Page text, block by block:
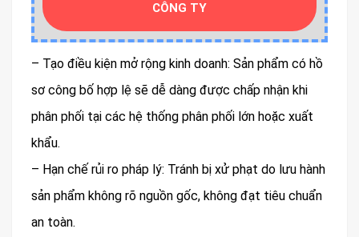
CÔNG TY
– Tạo điều kiện mở rộng kinh doanh: Sản phẩm có hồ
sơ công bố hợp lệ sẽ dễ dàng được chấp nhận khi
phân phối tại các hệ thống phân phối lớn hoặc xuất
khẩu.
– Hạn chế rủi ro pháp lý: Tránh bị xử phạt do lưu hành
sản phẩm không rõ nguồn gốc, không đạt tiêu chuẩn
an toàn.